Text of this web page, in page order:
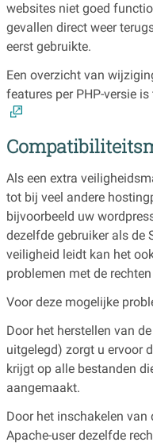
websites niet goed
gevallen direct weer
eerst gebruikte.
Een overzicht van
features per PHP-versie
Als een extra
tot bij veel andere
bijvoorbeeld uw
dezelfde gebruiker als de
veiligheid leidt kan het
problemen met de
Voor deze mogelijke
Door het herstellen van
uitgelegd) zorgt u ervoor
krijgt op alle bestanden
aangemaakt.
Door het inschakelen
Apache-user dezelfde